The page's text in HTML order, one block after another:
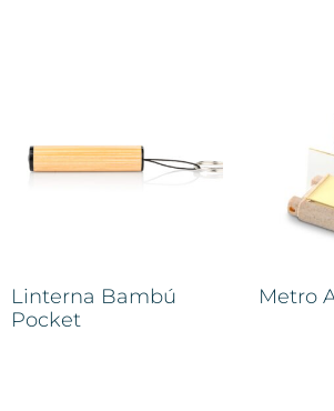
Linterna Bambú
Pocket
Metro